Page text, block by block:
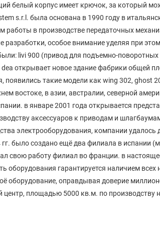
белый корпус имеет крючок, за который
s.r.l. была основана в 1990 году в
работы в производстве передаточных
разработки, особое внимание уделяя при
livi 900 (привод для подъемно-
открывает новое здание фабрики общей
появились такие модели как wing 302, ghost
востоке, в азии, австралии, северной
в январе 2001 года открывается
аксессуаров к приводам и
электрооборудования, компании
было создано ещё два филиала в испании
свою работу филиал во франции. в
оборудования гарантируется наличием
оборудование, оправдывая доверие
центр, площадью 5000 кв.м. по производству